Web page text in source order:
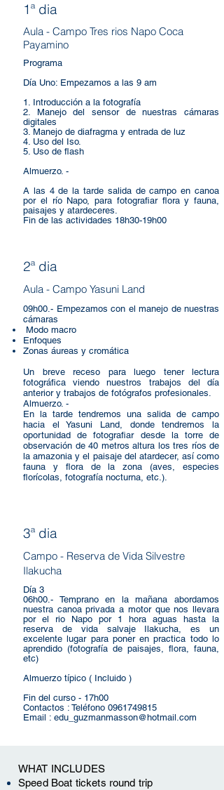
1ª dia
Aula - Campo Tres rios Napo Coca
Payamino
Programa
Día Uno: Empezamos a las 9 am
1. Introducción a la fotografía
2. Manejo del sensor de nuestras cámaras
digitales
3. Manejo de diafragma y entrada de luz
4. Uso del Iso.
5. Uso de flash
Almuerzo. -
A las 4 de la tarde salida de campo en canoa
por el río Napo, para fotografiar flora y fauna,
paisajes y atardeceres.
Fin de las actividades 18h30-19h00
2ª dia
Aula - Campo Yasuni Land
09h00.- Empezamos con el manejo de nuestras
cámaras
Modo macro
Enfoques
Zonas áureas y cromática
Un breve receso para luego tener lectura
fotográfica viendo nuestros trabajos del día
anterior y trabajos de fotógrafos profesionales.
Almuerzo. -
En la tarde tendremos una salida de campo
hacia el Yasuni Land, donde tendremos la
oportunidad de fotografiar desde la torre de
observación de 40 metros altura los tres ríos de
la amazonia y el paisaje del atardecer, así como
fauna y flora de la zona (aves, especies
florícolas, fotografía nocturna, etc.).
3ª dia
Campo - Reserva de Vida Silvestre
Ilakucha
Día 3
06h00.- Temprano en la mañana abordamos
nuestra canoa privada a motor que nos llevara
por el rio Napo por 1 hora aguas hasta la
reserva de vida salvaje Ilakucha, es un
excelente lugar para poner en practica todo lo
aprendido (fotografía de paisajes, flora, fauna,
etc)
Almuerzo típico ( Incluido )
Fin del curso - 17h00
Contactos : Teléfono 0961749815
Email : edu_guzmanmasson@hotmail.com
WHAT INCLUDES
Speed Boat tickets round trip